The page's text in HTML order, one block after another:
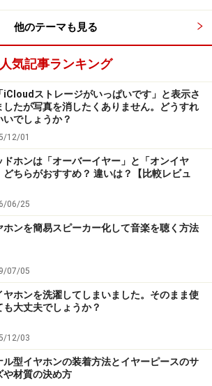
の「ATH-SQ1TW」は、2つの角丸四
たようなユニークなフォルムだけでな
ックを組み合わせた色合いも可愛ら
ーブルからイヤピースに至るまで、
りのカラーコーディネートになって
な色合いからユニークさが際立つ色
自分に合うモデルが見つかると思い
けでも音楽や通話が楽しめる
ンは6色
載するスマートフォンなら、「Fast
てワンタッチでの簡単なペアリング
で聴くだけでなく、片側のイヤホンだ
他のテーマも見る
人気記事ランキング
iCloudストレージがいっぱいです」と表示さ
したが写真を消したくありません。どうすれ
いでしょうか？
12/01
ドホンは「オーバーイヤー」と「オンイヤ
どちらがおすすめ？ 違いは？【比較レビュ
06/25
ホンを簡易スピーカー化して音楽を聴く方法
07/05
ヤホンを洗濯してしまいました。そのまま使
も大丈夫でしょうか？
12/03
ル型イヤホンの装着方法とイヤーピースのサ
や材質の決め方